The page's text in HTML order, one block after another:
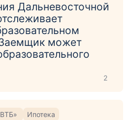
Дальневосточной
может
2
Ипотека